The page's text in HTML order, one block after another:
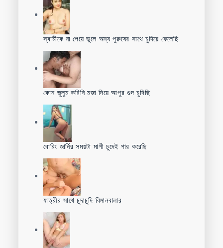
স্বামীকে না পেয়ে ভুলে অন্য পুরুষের সাথে চুদিয়ে ফেলেছি
কোন জুলুম করিনি মজা দিয়ে আপুর গুদ চুদিছি
বোরিং জার্নির সময়টা মাগী চুদেই পার করেছি
যাত্রীর সাথে চুদাচুদি বিমানবালার